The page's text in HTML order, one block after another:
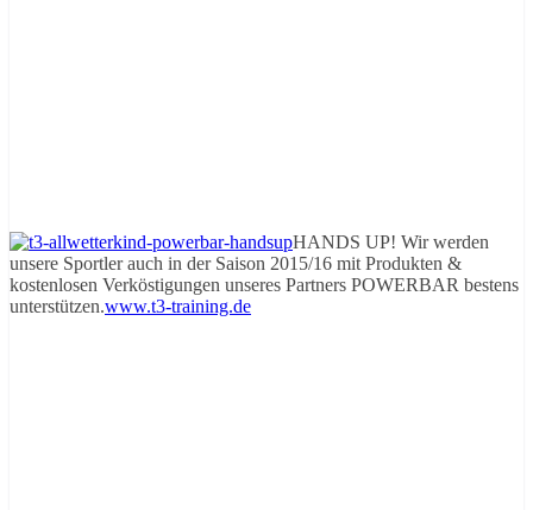
HANDS UP! Wir werden
unsere Sportler auch in der Saison 2015/16 mit Produkten &
kostenlosen Verköstigungen unseres Partners POWERBAR bestens
unterstützen.www.t3-training.de